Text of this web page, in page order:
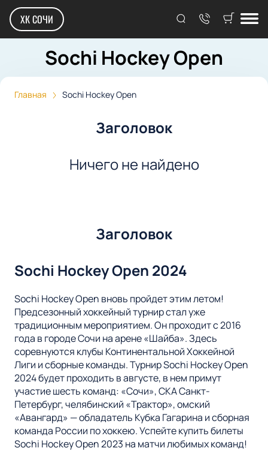
ХК СОЧИ
Sochi Hockey Open
Главная Sochi Hockey Open
Заголовок
Ничего не найдено
Заголовок
Sochi Hockey Open 2024
Sochi Hockey Open вновь пройдет этим летом!
Предсезонный хоккейный турнир стал уже
традиционным мероприятием. Он проходит с 2016
года в городе Сочи на арене «Шайба». Здесь
соревнуются клубы Континентальной Хоккейной
Лиги и сборные команды. Турнир Sochi Hockey Open
2024 будет проходить в августе, в нем примут
участие шесть команд: «Сочи», СКА Санкт-
Петербург, челябинский «Трактор», омский
«Авангард» — обладатель Кубка Гагарина и сборная
команда России по хоккею. Успейте купить билеты
Sochi Hockey Open 2023 на матчи любимых команд!